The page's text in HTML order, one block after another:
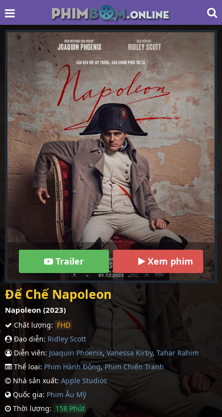
Trailer Xem phim
Đế Chế Napoleon
Napoleon (2023)
Chất lượng: FHD
Đạo diễn: Ridley Scott
Diễn viên: Joaquin Phoenix, Vanessa Kirby, Tahar Rahim
Thể loại: Phim Hành Động,Phim Chiến Tranh
Nhà sản xuất: Apple Studios
Quốc gia: Phim Âu Mỹ
Thời lượng: 158 Phút